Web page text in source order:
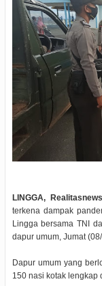
LINGGA,
terkena dampak
Lingga bersama TNI
dapur umum, Jumat
Dapur umum yang
150 nasi kotak lengkap